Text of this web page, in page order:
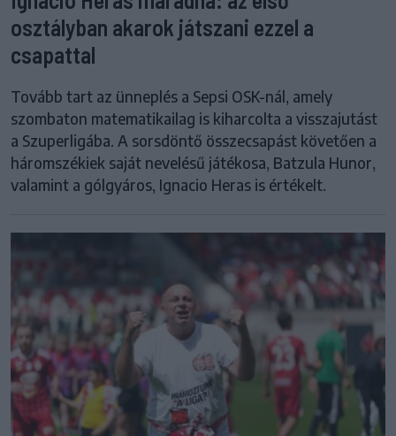
osztályban akarok játszani ezzel a
csapattal
Tovább tart az ünneplés a Sepsi OSK-nál, amely
szombaton matematikailag is kiharcolta a visszajutást
a Szuperligába. A sorsdöntő összecsapást követően a
háromszékiek saját nevelésű játékosa, Batzula Hunor,
valamint a gólgyáros, Ignacio Heras is értékelt.